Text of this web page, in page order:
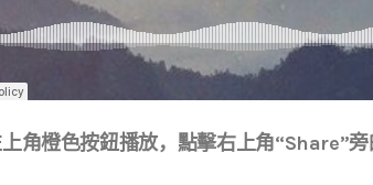
角橙色按鈕播放，點擊右上角“Share”旁